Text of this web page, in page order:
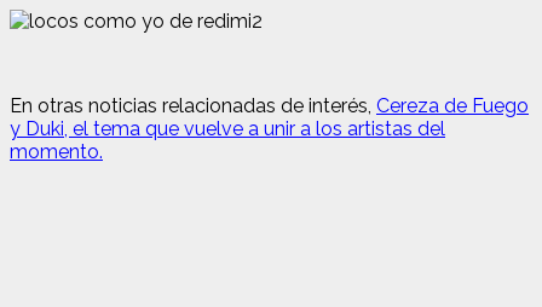
En otras noticias relacionadas de interés, Cereza de Fuego
y Duki, el tema que vuelve a unir a los artistas del
momento.